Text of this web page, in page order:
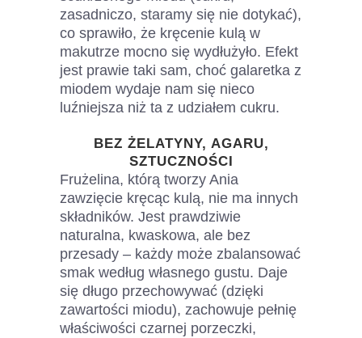
zasadniczo, staramy się nie dotykać),
co sprawiło, że kręcenie kulą w
makutrze mocno się wydłużyło. Efekt
jest prawie taki sam, choć galaretka z
miodem wydaje nam się nieco
luźniejsza niż ta z udziałem cukru.
BEZ ŻELATYNY, AGARU,
SZTUCZNOŚCI
Frużelina, którą tworzy Ania
zawzięcie kręcąc kulą, nie ma innych
składników. Jest prawdziwie
naturalna, kwaskowa, ale bez
przesady – każdy może zbalansować
smak według własnego gustu. Daje
się długo przechowywać (dzięki
zawartości miodu), zachowuje pełnię
właściwości czarnej porzeczki,